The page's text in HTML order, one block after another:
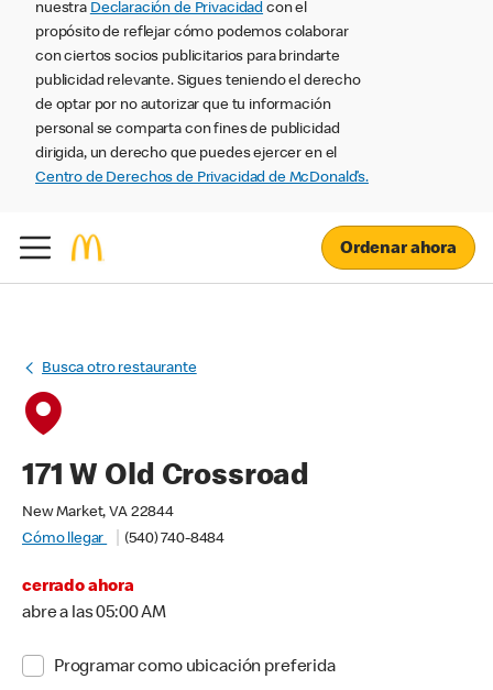
nuestra Declaración de Privacidad con el
propósito de reflejar cómo podemos colaborar
con ciertos socios publicitarios para brindarte
publicidad relevante. Sigues teniendo el derecho
de optar por no autorizar que tu información
personal se comparta con fines de publicidad
dirigida, un derecho que puedes ejercer en el
Centro de Derechos de Privacidad de McDonald’s.
Ordenar ahora
Busca otro restaurante
171 W Old Crossroad
New Market, VA 22844
Cómo llegar
(540) 740-8484
cerrado ahora
abre a las 05:00 AM
Programar como ubicación preferida